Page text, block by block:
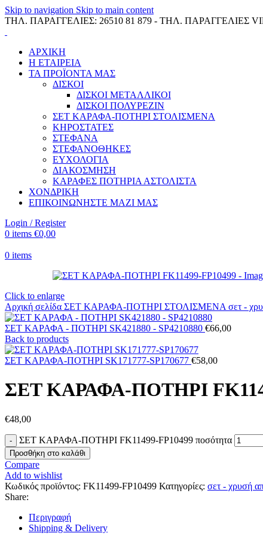
Skip to navigation Skip to main content
ΤΗΛ. ΠΑΡΑΓΓΕΛΙΕΣ: 26510 81 879 - ΤΗΛ. ΠΑΡΑΓΓΕΛΙΕΣ
ΑΡΧΙΚΗ
Η ΕΤΑΙΡΕΙΑ
ΤΑ ΠΡΟΪΟΝΤΑ ΜΑΣ
ΔΙΣΚΟΙ
ΔΙΣΚΟΙ ΜΕΤΑΛΛΙΚΟΙ
ΔΙΣΚΟΙ ΠΟΛΥΡΕΖΙΝ
ΣΕΤ ΚΑΡΑΦΑ-ΠΟΤΗΡΙ ΣΤΟΛΙΣΜΕΝΑ
ΚΗΡΟΣΤΑΤΕΣ
ΣΤΕΦΑΝΑ
ΣΤΕΦΑΝΟΘΗΚΕΣ
ΕΥΧΟΛΟΓΙΑ
ΔΙΑΚΟΣΜΗΣΗ
ΚΑΡΑΦΕΣ ΠΟΤΗΡΙΑ ΑΣΤΟΛΙΣΤΑ
ΧΟΝΔΡΙΚΗ
ΕΠΙΚΟΙΝΩΝΗΣΤΕ ΜΑΖΙ ΜΑΣ
Login / Register
0 items €0,00
0 items
Click to enlarge
Αρχική σελίδα ΣΕΤ ΚΑΡΑΦΑ-ΠΟΤΗΡΙ ΣΤΟΛΙΣΜΕΝΑ σετ -
ΣΕΤ ΚΑΡΑΦΑ - ΠΟΤΗΡΙ SK421880 - SP4210880 €66,00
Back to products
ΣΕΤ ΚΑΡΑΦΑ-ΠΟΤΗΡΙ SK171777-SP170677 €58,00
ΣΕΤ ΚΑΡΑΦΑ-ΠΟΤΗΡΙ
€48,00
ΣΕΤ ΚΑΡΑΦΑ-ΠΟΤΗΡΙ FK11499-FP10499 ποσότητα
Προσθήκη στο καλάθι
Compare
Add to wishlist
Κωδικός προϊόντος: FK11499-FP10499 Κατηγορίες: σετ - χρυσή
Share:
Περιγραφή
Shipping & Delivery